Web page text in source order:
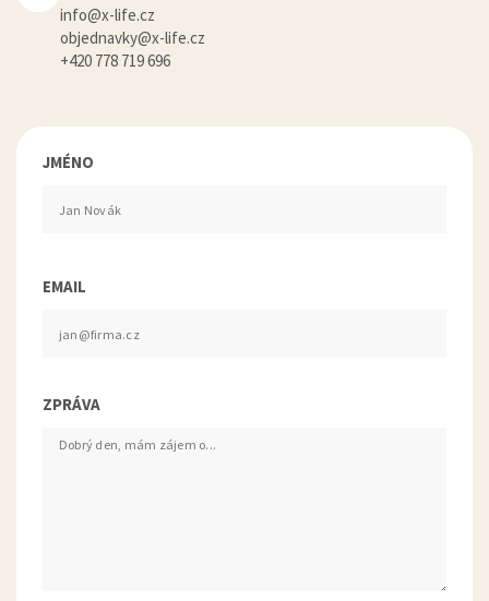
info@x-life.cz
objednavky@x-life.cz
+420 778 719 696
JMÉNO
EMAIL
ZPRÁVA